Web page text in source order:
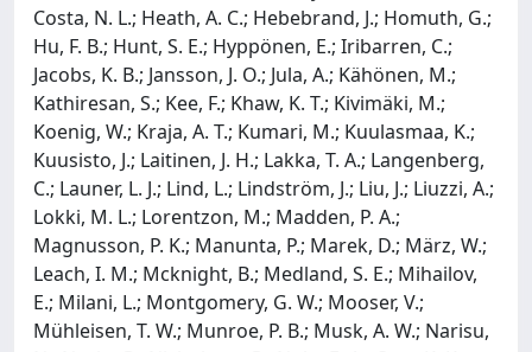
Costa, N. L.; Heath, A. C.; Hebebrand, J.; Homuth, G.;
Hu, F. B.; Hunt, S. E.; Hyppönen, E.; Iribarren, C.;
Jacobs, K. B.; Jansson, J. O.; Jula, A.; Kähönen, M.;
Kathiresan, S.; Kee, F.; Khaw, K. T.; Kivimäki, M.;
Koenig, W.; Kraja, A. T.; Kumari, M.; Kuulasmaa, K.;
Kuusisto, J.; Laitinen, J. H.; Lakka, T. A.; Langenberg,
C.; Launer, L. J.; Lind, L.; Lindström, J.; Liu, J.; Liuzzi, A.;
Lokki, M. L.; Lorentzon, M.; Madden, P. A.;
Magnusson, P. K.; Manunta, P.; Marek, D.; März, W.;
Leach, I. M.; Mcknight, B.; Medland, S. E.; Mihailov,
E.; Milani, L.; Montgomery, G. W.; Mooser, V.;
Mühleisen, T. W.; Munroe, P. B.; Musk, A. W.; Narisu,